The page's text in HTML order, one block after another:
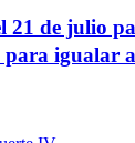
21 de julio
igualar